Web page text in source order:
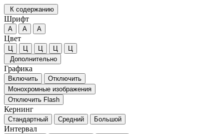
К содержанию
Шрифт
А А А
Цвет
Ц Ц Ц Ц
Ц
Дополнительно
Графика
Включить
Отключить
Монохромные изображения
Отключить Flash
Кернинг
Стандартный Средний Большой
Интервал